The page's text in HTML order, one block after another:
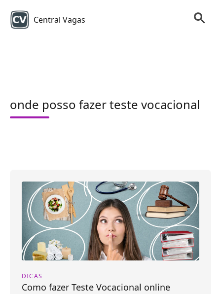
Central Vagas
onde posso fazer teste vocacional
DICAS
Como fazer Teste Vocacional online